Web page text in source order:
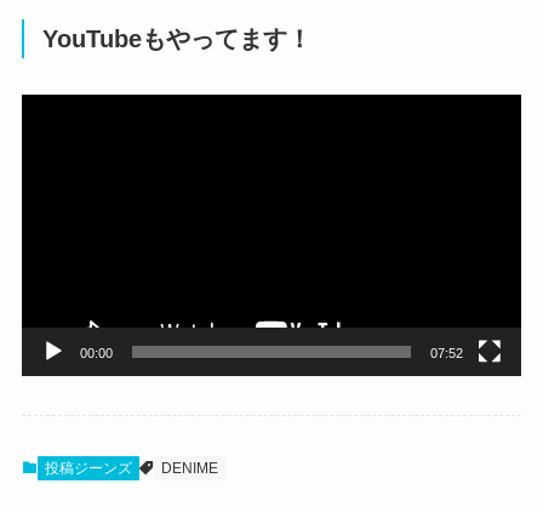
YouTubeもやってます！
00:00 07:52
投稿ジーンズ DENIME